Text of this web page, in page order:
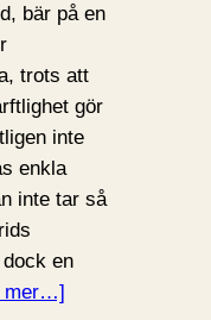
bär på en
trots att
gör
inte
enkla
inte tar så
en
mer…]